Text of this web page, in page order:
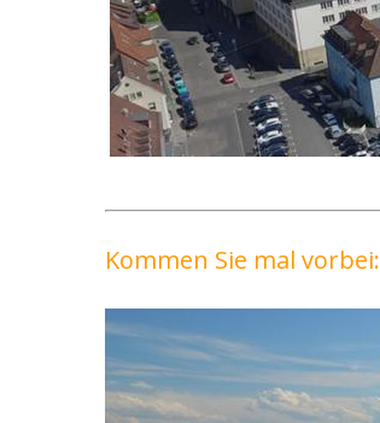
Kommen Sie mal vorbei: